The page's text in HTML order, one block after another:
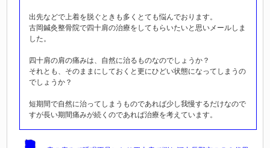
出先などで上着を脱ぐときも多くとても悩んでおります。
古岡鍼灸整骨院で四十肩の治療をしてもらいたいと思いメールしま
した。
四十肩の肩の痛みは、自然に治るものなのでしょうか？
それとも、そのままにしておくと更にひどい状態になってしまうの
でしょうか？
短期間で自然に治ってしまうものであれば少し我慢するだけなので
すが長い期間痛みが続くのであれば治療を考えています。